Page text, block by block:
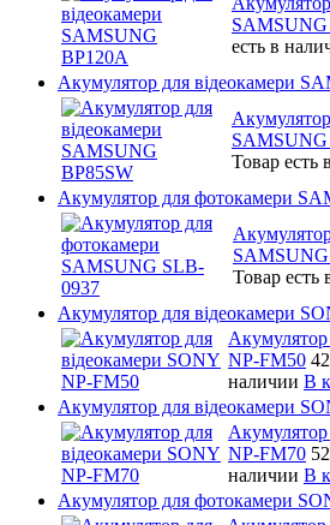
SAMSUNG
есть в
Акумулятор для відеокамери
Товар есть
Акумулятор для фотокамери
Товар есть
Акумулятор для відеокамери
NP-FM50
наличии В
Акумулятор для відеокамери
NP-FM70
наличии В
Акумулятор для фотокамери